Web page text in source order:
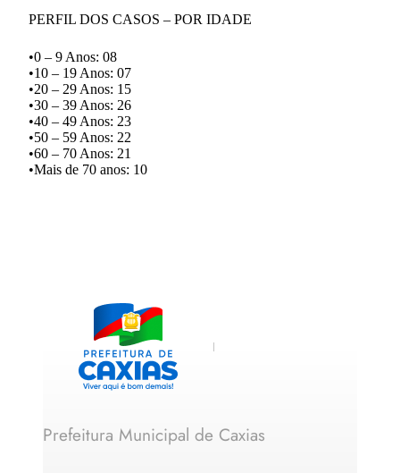
PERFIL DOS CASOS – POR IDADE
•0 – 9 Anos: 08
•10 – 19 Anos: 07
•20 – 29 Anos: 15
•30 – 39 Anos: 26
•40 – 49 Anos: 23
•50 – 59 Anos: 22
•60 – 70 Anos: 21
•Mais de 70 anos: 10
Prefeitura Municipal de Caxias